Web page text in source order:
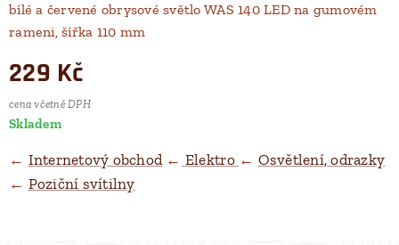
bílé a červené obrysové světlo WAS 140 LED na gumovém
rameni, šířka 110 mm
229 Kč
cena včetně DPH
Skladem
← Internetový obchod← Elektro ← Osvětlení, odrazky
← Poziční svítilny